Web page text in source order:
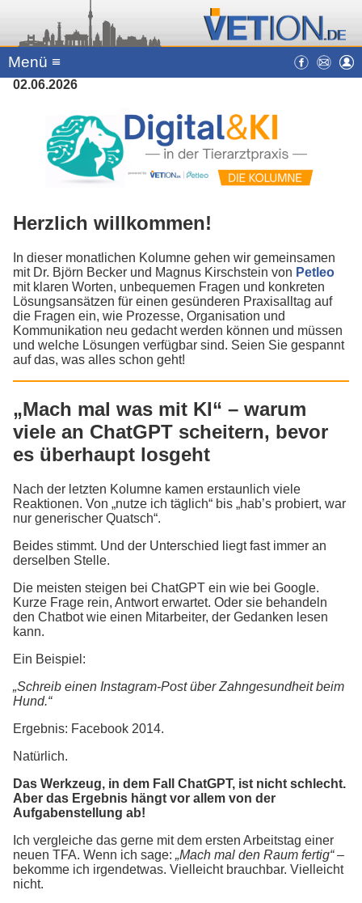
Menü ≡
02.06.2026
Herzlich willkommen!
In dieser monatlichen Kolumne gehen wir gemeinsamen
mit Dr. Björn Becker und Magnus Kirschstein von Petleo
mit klaren Worten, unbequemen Fragen und konkreten
Lösungsansätzen für einen gesünderen Praxisalltag auf
die Fragen ein, wie Prozesse, Organisation und
Kommunikation neu gedacht werden können und müssen
und welche Lösungen verfügbar sind. Seien Sie gespannt
auf das, was alles schon geht!
„Mach mal was mit KI“ – warum
viele an ChatGPT scheitern, bevor
es überhaupt losgeht
Nach der letzten Kolumne kamen erstaunlich viele
Reaktionen. Von „nutze ich täglich“ bis „hab’s probiert, war
nur generischer Quatsch“.
Beides stimmt. Und der Unterschied liegt fast immer an
derselben Stelle.
Die meisten steigen bei ChatGPT ein wie bei Google.
Kurze Frage rein, Antwort erwartet. Oder sie behandeln
den Chatbot wie einen Mitarbeiter, der Gedanken lesen
kann.
Ein Beispiel:
„Schreib einen Instagram-Post über Zahngesundheit beim
Hund.“
Ergebnis: Facebook 2014.
Natürlich.
Das Werkzeug, in dem Fall ChatGPT, ist nicht schlecht.
Aber das Ergebnis hängt vor allem von der
Aufgabenstellung ab!
Ich vergleiche das gerne mit dem ersten Arbeitstag einer
neuen TFA. Wenn ich sage: „Mach mal den Raum fertig“–
bekomme ich irgendetwas. Vielleicht brauchbar. Vielleicht
nicht.